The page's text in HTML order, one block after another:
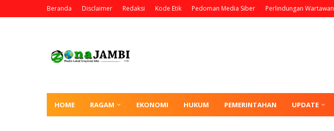
Beranda Disclaimer Redaksi Kode Etik Pedoman Media Siber Perlindungan Wartawan
HOME RAGAM EKONOMI HUKUM PEMERINTAHAN UPDATE